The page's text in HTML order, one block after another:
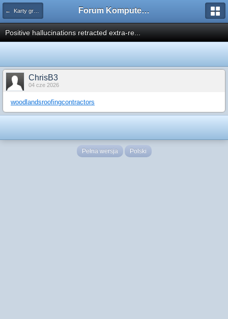
← Karty graficzne i monitory Forum Komputerowe PCFoster.pl
Positive hallucinations retracted extra-re...
ChrisB3
04 cze 2026
woodlandsroofingcontractors
Pełna wersja Polski